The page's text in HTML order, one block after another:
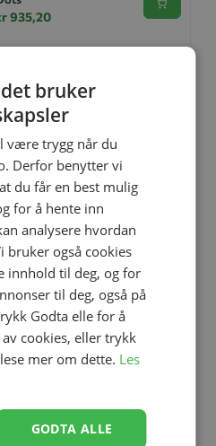
935,20
Se
produkter
bruker
være trygg når du
Derfor benytter vi
du får en best mulig
for å hente inn
analysere hvordan
bruker også cookies
innhold til deg, og for
til deg, også på
Godta elle for å
cookies, eller trykk
mer om dette. Les
GODTA ALLE